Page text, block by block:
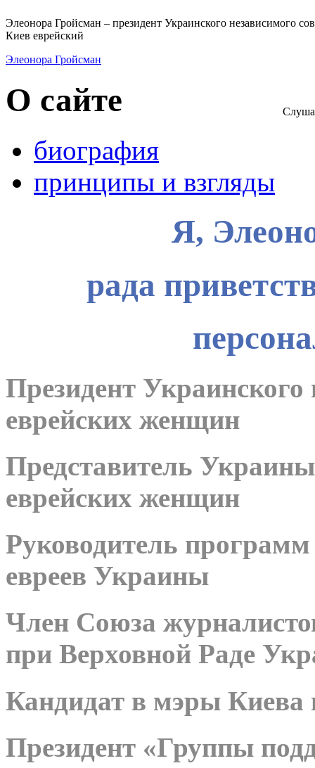
Элеонора Гройсман – президент Украинского независимого
Киев еврейский
Элеонора Гройсман
О сайте
биография
принципы и взгляды
Я,
рада
Президент Украинского
еврейских женщин
Представитель
еврейских женщин
Руководитель
евреев Украины
Член Союза
при Верховной Раде
Кандидат в мэры Киева
Президент «Группы